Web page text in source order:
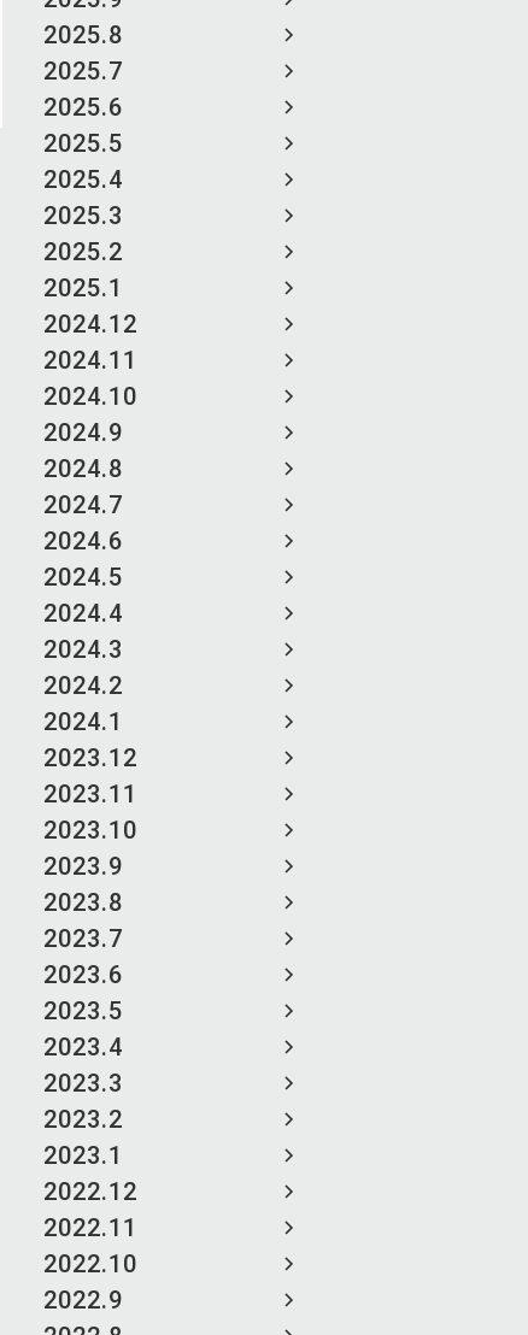
2025.8
2025.7
2025.6
2025.5
2025.4
2025.3
2025.2
2025.1
2024.12
2024.11
2024.10
2024.9
2024.8
2024.7
2024.6
2024.5
2024.4
2024.3
2024.2
2024.1
2023.12
2023.11
2023.10
2023.9
2023.8
2023.7
2023.6
2023.5
2023.4
2023.3
2023.2
2023.1
2022.12
2022.11
2022.10
2022.9